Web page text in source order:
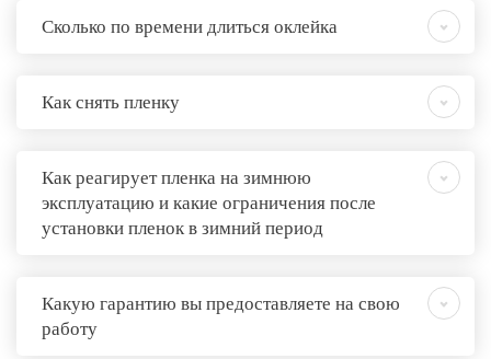
Сколько по времени длиться оклейка
Как снять пленку
Как реагирует пленка на зимнюю
эксплуатацию и какие ограничения после
установки пленок в зимний период
Какую гарантию вы предоставляете на свою
работу